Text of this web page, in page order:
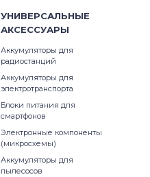
УНИВЕРСАЛЬНЫЕ
АКСЕССУАРЫ
Аккумуляторы для
радиостанций
Аккумуляторы для
электротранспорта
Блоки питания для
смартфонов
Электронные компоненты
(микросхемы)
Аккумуляторы для
пылесосов